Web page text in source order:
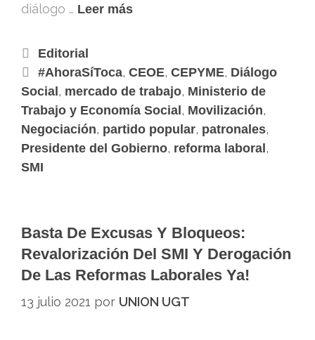
diálogo … Leer más
Editorial
#AhoraSíToca, CEOE, CEPYME, Diálogo
Social , mercado de trabajo, Ministerio de
Trabajo y Economía Social , Movilización,
Negociación, partido popular, patronales,
Presidente del Gobierno, reforma laboral ,
SMI
Basta De Excusas Y Bloqueos:
Revalorización Del SMI Y Derogación
De Las Reformas Laborales Ya!
13 julio 2021 por UNION UGT